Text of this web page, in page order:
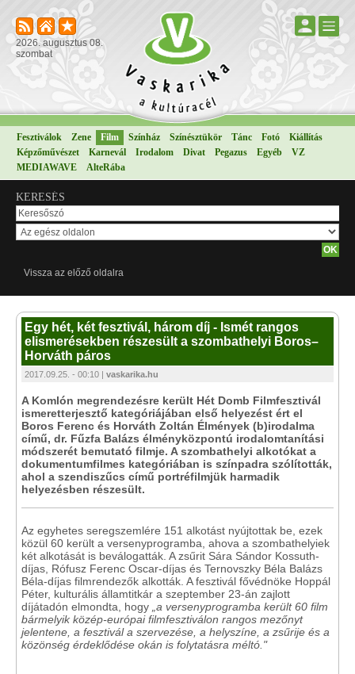
2026. augusztus 08.
szombat
Fesztiválok Zene Film Színház Színésztükör Tánc Fotó
Kiállítás
Képzőművészet
Karnevál Irodalom Divat Pegazus Egyéb
VZ
MEDIAWAVE
AlteRába
KERESÉS
Vissza az előző oldalra
Egy hét, két fesztivál, három díj - Ismét rangos
elismerésekben részesült a szombathelyi Boros–
Horváth páros
2017.09.25. - 00:10 | vaskarika.hu
A Komlón megrendezésre került Hét Domb Filmfesztivál
ismeretterjesztő kategóriájában első helyezést ért el
Boros Ferenc és Horváth Zoltán Élmények (b)irodalma
című, dr. Fűzfa Balázs élményközpontú irodalomtanítási
módszerét bemutató filmje. A szombathelyi alkotókat a
dokumentumfilmes kategóriában is színpadra szólították,
ahol a szendiszűcs című portréfilmjük harmadik
helyezésben részesült.
Az egyhetes seregszemlére 151 alkotást nyújtottak be, ezek
közül 60 került a versenyprogramba, ahova a szombathelyiek
két alkotását is beválogatták. A zsűrit Sára Sándor Kossuth-
díjas, Rófusz Ferenc Oscar-díjas és Ternovszky Béla Balázs
Béla-díjas filmrendezők alkották. A fesztivál fővédnöke Hoppál
Péter, kulturális államtitkár a szeptember 23-án zajlott
díjátadón elmondta, hogy „a versenyprogramba került 60 film
bármelyik közép-európai filmfesztiválon rangos mezőnyt
jelentene, a fesztivál a szervezése, a helyszíne, a zsűrije és a
közönség érdeklődése okán is folytatásra méltó."